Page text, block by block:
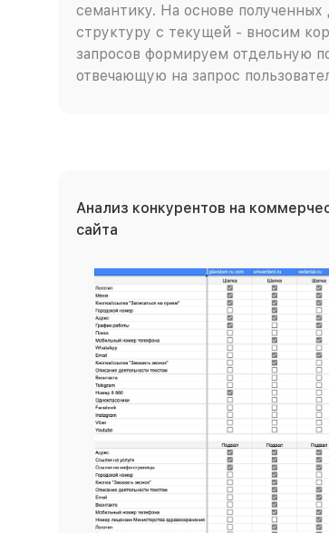
семантику. На основе
структуру с текущей - вносим
запросов формируем отдельную
отвечающую на запрос
Анализ конкурентов на
сайта